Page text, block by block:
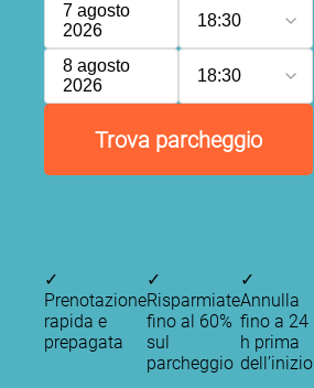
7 agosto
2026
18:30
8 agosto
2026
18:30
Trova parcheggio
✓
Prenotazione
rapida e
prepagata
✓
Risparmiate
fino al 60%
sul
parcheggio
✓
Annulla
fino a 24
h prima
dell’inizio